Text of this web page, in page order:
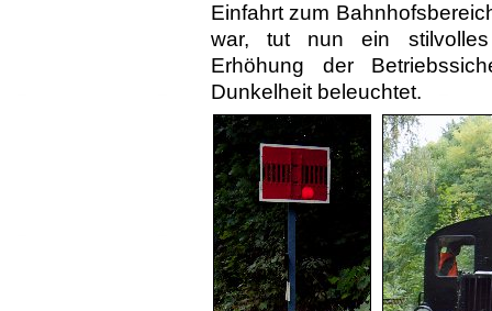
Einfahrt zum
war, tut nun ein
Erhöhung der
Dunkelheit beleuchtet.